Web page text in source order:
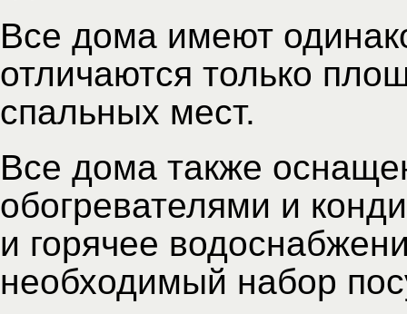
Все дома имеют
отличаются только
спальных мест.
Все дома также
обогревателями и
и горячее
необходимый набор